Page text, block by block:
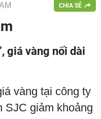
CHIA SẺ
giá vàng nối dài
vàng tại công ty
SJC giảm khoảng